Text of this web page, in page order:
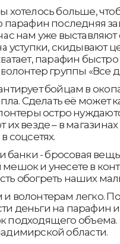
хотелось больше,
парафин последняя
нам уже выставляют
уступки, скидывают
парафин
группы «Все
бойцам в
Сделать её может
остро
их везде – в
соцсетях.
банки - бросовая
и унесете в
обогреть наших
волонтерам легко.
деньги на парафин
подходящего объема.
области.